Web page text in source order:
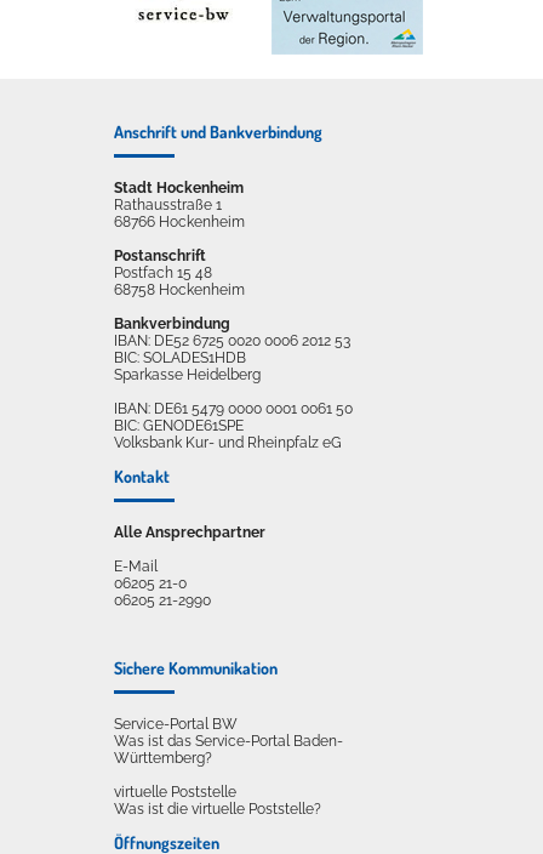
Anschrift und Bankverbindung
Stadt Hockenheim
Rathausstraße 1
68766 Hockenheim
Postanschrift
Postfach 15 48
68758 Hockenheim
Bankverbindung
IBAN: DE52 6725 0020 0006 2012 53
BIC: SOLADES1HDB
Sparkasse Heidelberg
IBAN: DE61 5479 0000 0001 0061 50
BIC: GENODE61SPE
Volksbank Kur- und Rheinpfalz eG
Kontakt
Alle Ansprechpartner
E-Mail
06205 21-0
06205 21-2990
Sichere Kommunikation
Service-Portal BW
Was ist das Service-Portal Baden-
Württemberg?
virtuelle Poststelle
Was ist die virtuelle Poststelle?
Öffnungszeiten